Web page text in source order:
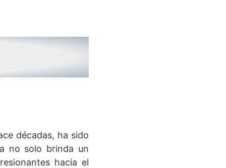
décadas, ha sido
no solo brinda un
hacia el